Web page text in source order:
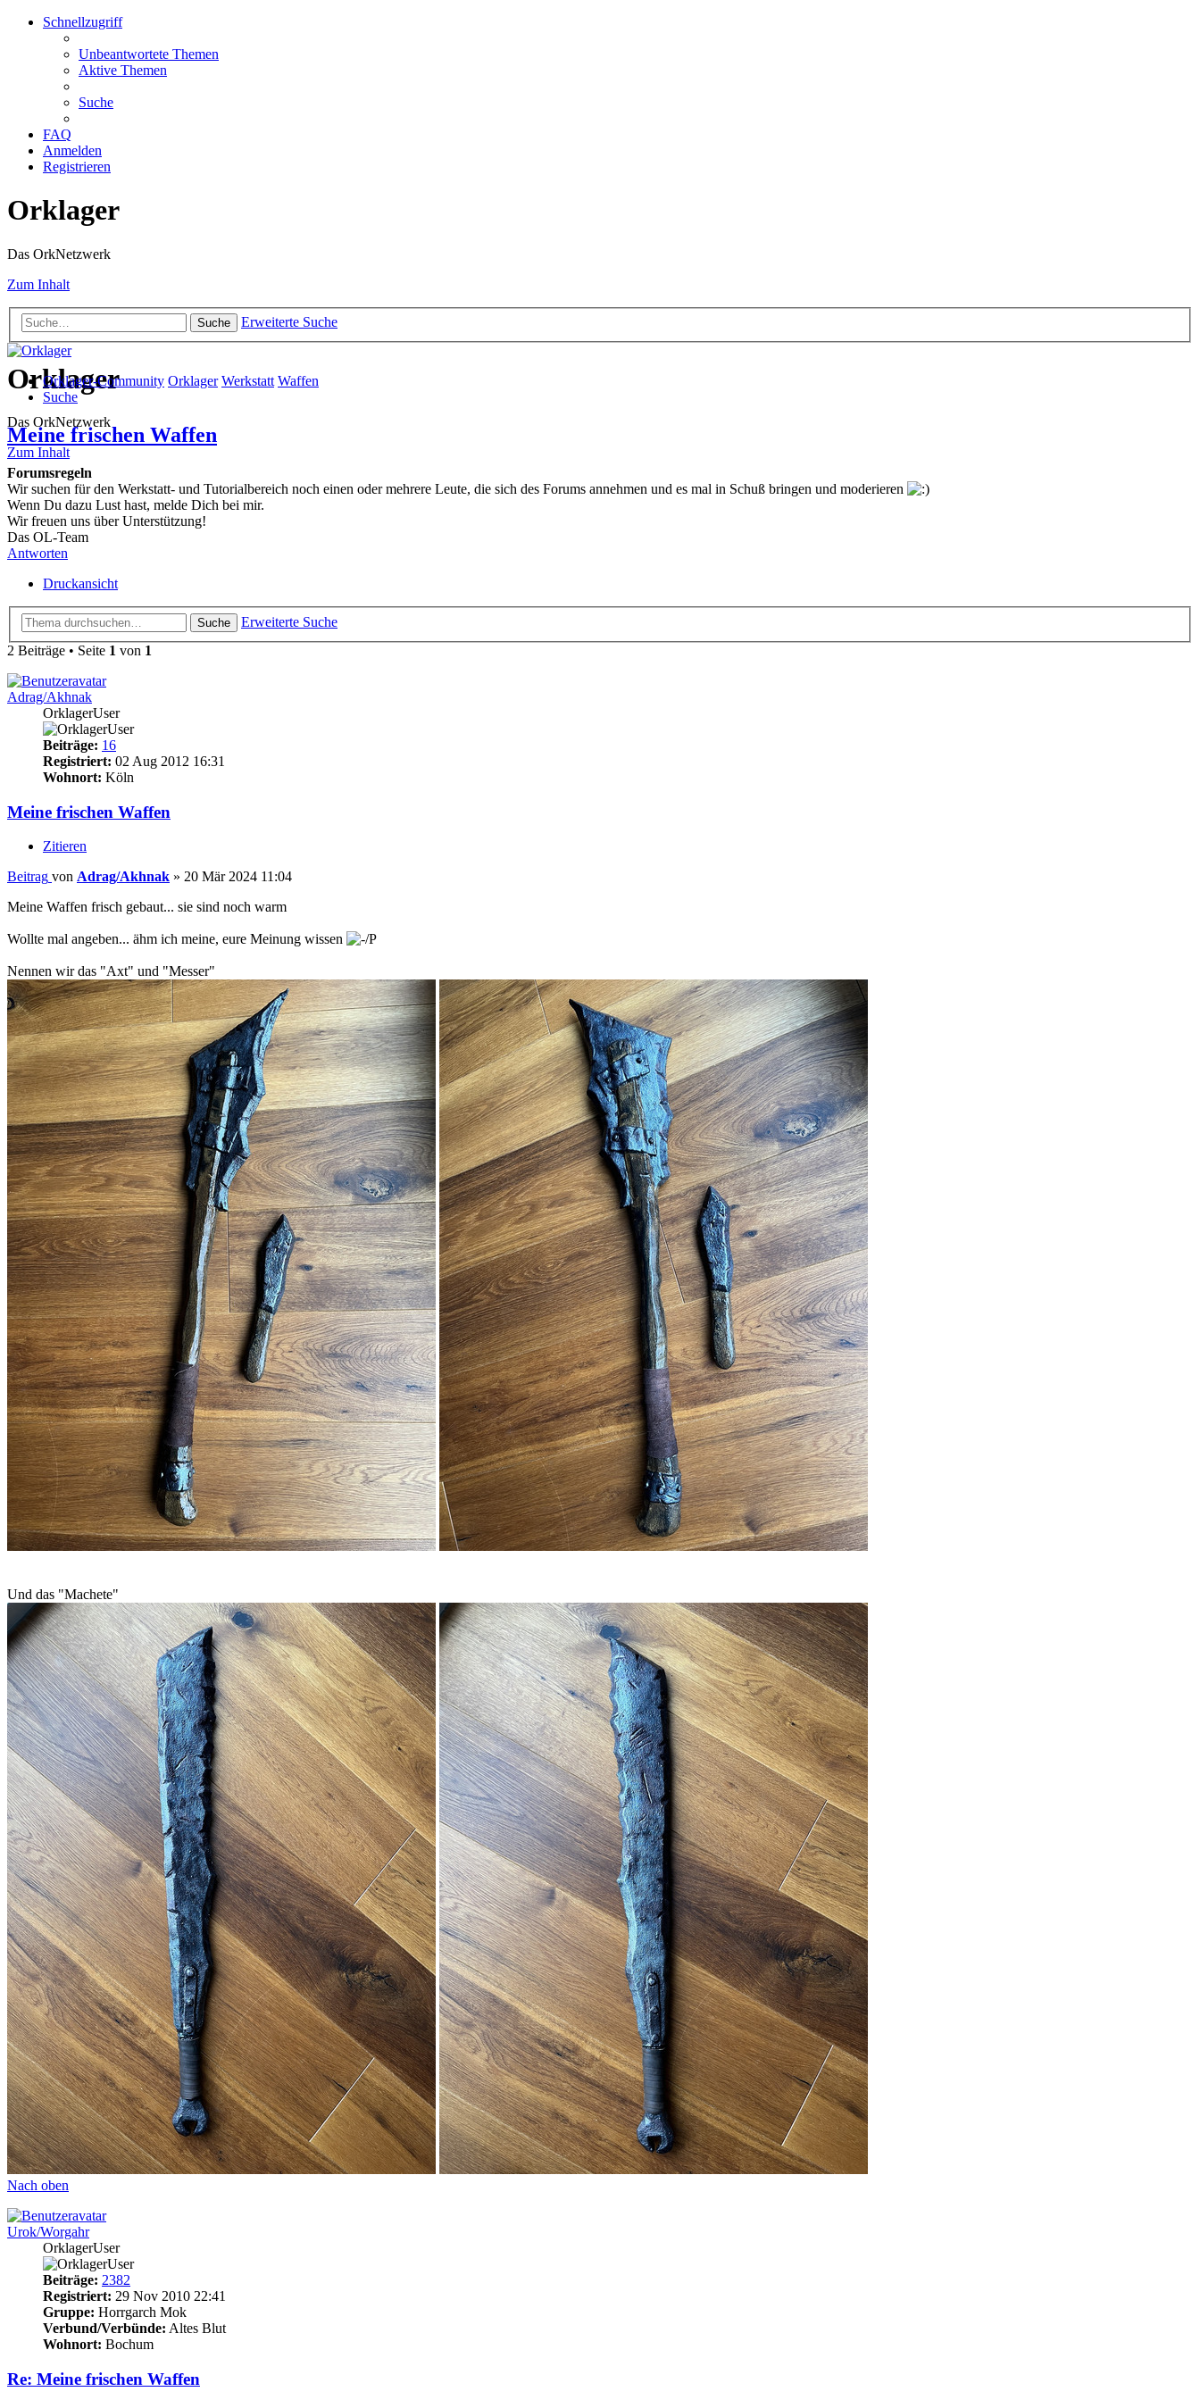
Schnellzugriff
Unbeantwortete Themen
Aktive Themen
Suche
FAQ
Anmelden
Registrieren
Orklager
Das OrkNetzwerk
Zum Inhalt
Suche Erweiterte Suche
Orklager
Das OrkNetzwerk
Zum Inhalt
Orklager-Community Orklager Werkstatt Waffen
Suche
Meine frischen Waffen
Forumsregeln
Wir suchen für den Werkstatt- und Tutorialbereich noch einen oder mehrere Leute, die sich des Forums annehmen und es mal in Schuß bringen und moderieren
Wenn Du dazu Lust hast, melde Dich bei mir.
Wir freuen uns über Unterstützung!
Das OL-Team
Antworten
Druckansicht
Suche
Erweiterte Suche
2 Beiträge • Seite 1 von 1
Adrag/Akhnak
OrklagerUser
Beiträge: 16
Registriert: 02 Aug 2012 16:31
Wohnort: Köln
Meine frischen Waffen
Zitieren
Beitrag von Adrag/Akhnak » 20 Mär 2024 11:04
Meine Waffen frisch gebaut... sie sind noch warm
Wollte mal angeben... ähm ich meine, eure Meinung wissen
Nennen wir das "Axt" und "Messer"
Und das "Machete"
Nach oben
Urok/Worgahr
OrklagerUser
Beiträge: 2382
Registriert: 29 Nov 2010 22:41
Gruppe: Horrgarch Mok
Verbund/Verbünde: Altes Blut
Wohnort: Bochum
Re: Meine frischen Waffen